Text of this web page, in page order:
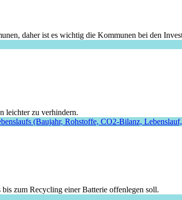
daher ist es wichtig die Kommunen bei den
leichter zu verhindern.
zum Recycling einer Batterie offenlegen soll.